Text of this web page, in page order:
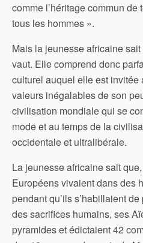
comme l’héritage commun
tous les hommes ».
Mais la jeunesse africaine
vaut. Elle comprend donc
culturel auquel elle est
valeurs inégalables de son
civilisation mondiale qui se
mode et au temps de la
occidentale et ultralibérale.
La jeunesse africaine sait
Européens vivaient dans des
pendant qu’ils s’habillaient
des sacrifices humains, ses
pyramides et édictaient 42